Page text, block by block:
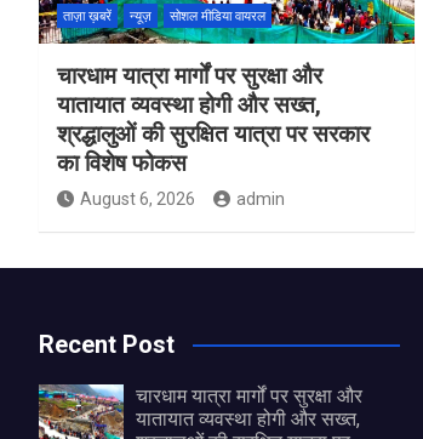
ताज़ा ख़बरें
न्यूज़ सोशल मीडिया वायरल
चारधाम यात्रा मार्गों पर सुरक्षा और
यातायात व्यवस्था होगी और सख्त,
श्रद्धालुओं की सुरक्षित यात्रा पर सरकार
का विशेष फोकस
August 6, 2026 admin
Recent Post
चारधाम यात्रा मार्गों पर सुरक्षा और
यातायात व्यवस्था होगी और सख्त,